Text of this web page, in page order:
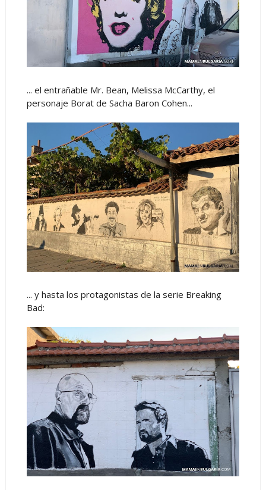
... el entrañable Mr. Bean, Melissa McCarthy, el
personaje Borat de Sacha Baron Cohen...
... y hasta los protagonistas de la serie Breaking
Bad: